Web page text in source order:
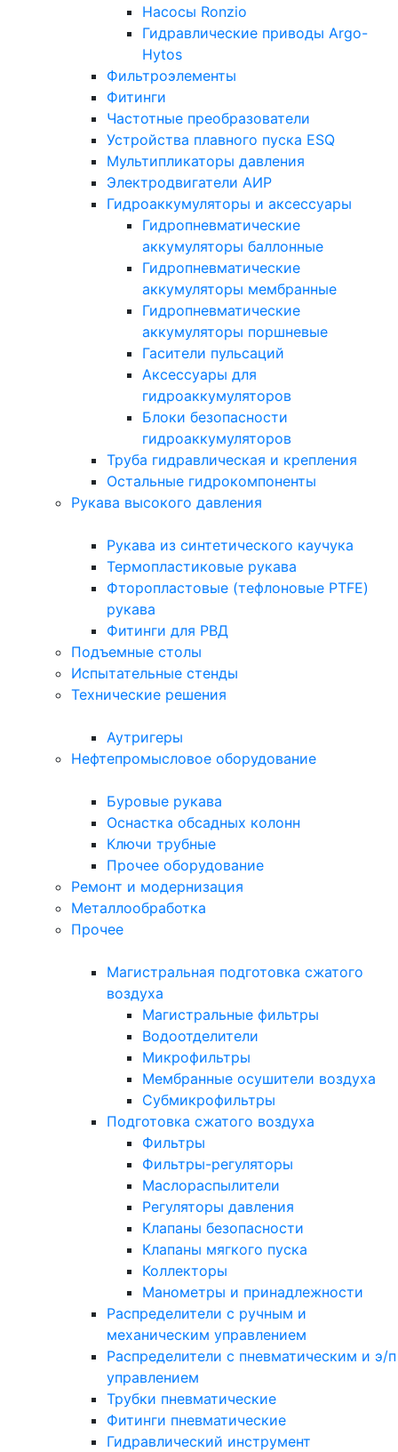
Насосы Ronzio
Гидравлические приводы Argo-
Hytos
Фильтроэлементы
Фитинги
Частотные преобразователи
Устройства плавного пуска ESQ
Мультипликаторы давления
Электродвигатели АИР
Гидроаккумуляторы и аксессуары
Гидропневматические
аккумуляторы баллонные
Гидропневматические
аккумуляторы мембранные
Гидропневматические
аккумуляторы поршневые
Гасители пульсаций
Аксессуары для
гидроаккумуляторов
Блоки безопасности
гидроаккумуляторов
Труба гидравлическая и крепления
Остальные гидрокомпоненты
Рукава высокого давления
Рукава из синтетического каучука
Термопластиковые рукава
Фторопластовые (тефлоновые PTFE)
рукава
Фитинги для РВД
Подъемные столы
Испытательные стенды
Технические решения
Аутригеры
Нефтепромысловое оборудование
Буровые рукава
Оснастка обсадных колонн
Ключи трубные
Прочее оборудование
Ремонт и модернизация
Металлообработка
Прочее
Магистральная подготовка сжатого
воздуха
Магистральные фильтры
Водоотделители
Микрофильтры
Мембранные осушители воздуха
Субмикрофильтры
Подготовка сжатого воздуха
Фильтры
Фильтры-регуляторы
Маслораспылители
Регуляторы давления
Клапаны безопасности
Клапаны мягкого пуска
Коллекторы
Манометры и принадлежности
Распределители с ручным и
механическим управлением
Распределители с пневматическим и э/п
управлением
Трубки пневматические
Фитинги пневматические
Гидравлический инструмент